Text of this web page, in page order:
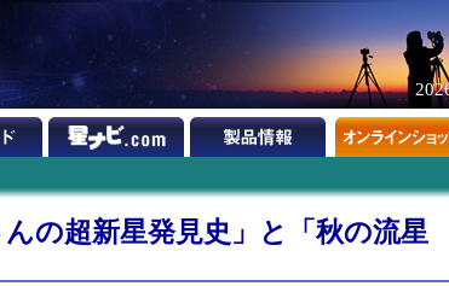
の超新星発見史」と「秋の流星